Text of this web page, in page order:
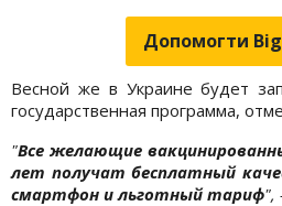
Допомогти
Весной же в Украине будет
государственная программа,
"Все желающие
лет получат бесплатный
смартфон и льготный тариф",